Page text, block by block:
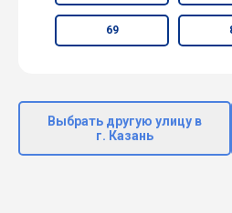
69
Выбрать другую улицу в
г. Казань